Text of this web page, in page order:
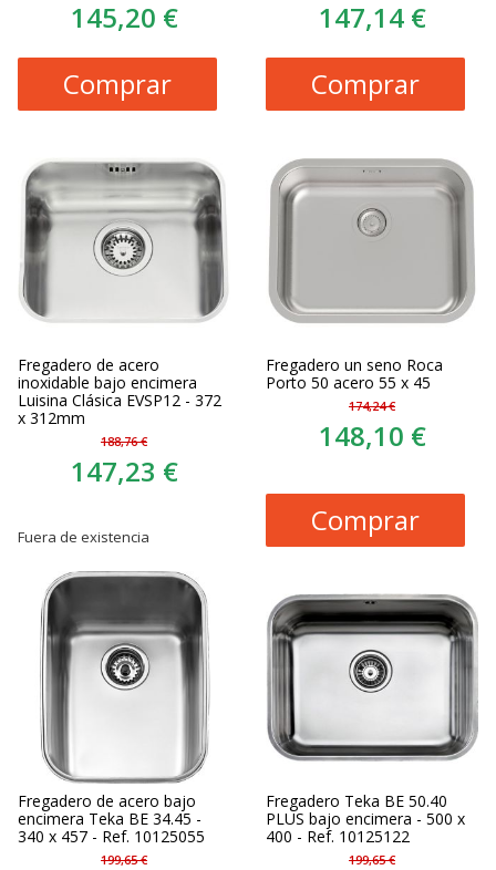
145,20 €
Comprar
147,14 €
Comprar
Fregadero de acero
inoxidable bajo encimera
Luisina Clásica EVSP12 - 372
x 312mm
188,76 €
147,23 €
Fuera de existencia
Fregadero un seno Roca
Porto 50 acero 55 x 45
174,24 €
148,10 €
Comprar
Fregadero de acero bajo
encimera Teka BE 34.45 -
340 x 457 - Ref. 10125055
199,65 €
Fregadero Teka BE 50.40
PLUS bajo encimera - 500 x
400 - Ref. 10125122
199,65 €